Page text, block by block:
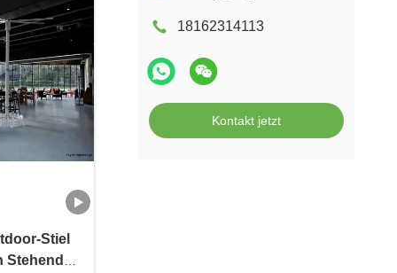
18162314113
Kontakt jetzt
Stiel